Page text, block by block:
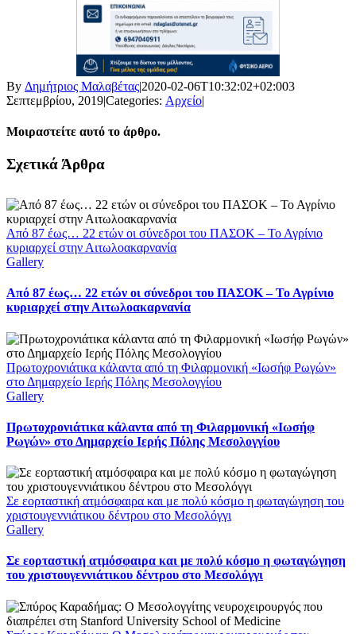
By Δημήτριος Μαλαβέτας|2020-02-06T10:32:02+02:003
Σεπτεμβρίου, 2019|Categories: Αρχείο|
Μοιραστείτε αυτό το άρθρο.
Facebook
X
LinkedIn
WhatsApp
Email
Σχετικά Άρθρα
Από 87 έως… 22 ετών οι σύνεδροι του ΠΑΣΟΚ – Το Αγρίνιο
κυριαρχεί στην Αιτωλοακαρνανία
Gallery
Από 87 έως… 22 ετών οι σύνεδροι του ΠΑΣΟΚ – Το Αγρίνιο
κυριαρχεί στην Αιτωλοακαρνανία
Πρωτοχρονιάτικα κάλαντα από τη Φιλαρμονική «Ιωσήφ Ρωγών»
στο Δημαρχείο Ιερής Πόλης Μεσολογγίου
Gallery
Πρωτοχρονιάτικα κάλαντα από τη Φιλαρμονική «Ιωσήφ
Ρωγών» στο Δημαρχείο Ιερής Πόλης Μεσολογγίου
Σε εορταστική ατμόσφαιρα και με πολύ κόσμο η φωταγώγηση του
χριστουγεννιάτικου δέντρου στο Μεσολόγγι
Gallery
Σε εορταστική ατμόσφαιρα και με πολύ κόσμο η φωταγώγηση
του χριστουγεννιάτικου δέντρου στο Μεσολόγγι